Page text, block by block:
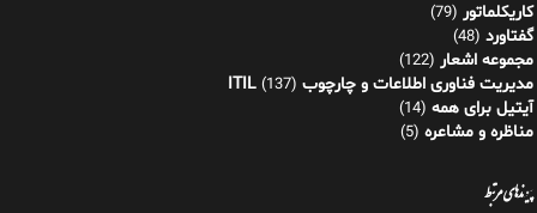
کاریکلماتور (79)
گفتاورد (48)
مجموعه اشعار (122)
مدیریت فناوری اطلاعات و چارچوب ITIL (137)
آیتیل برای همه (14)
مناظره و مشاعره (5)
پیوندهای مرتبط